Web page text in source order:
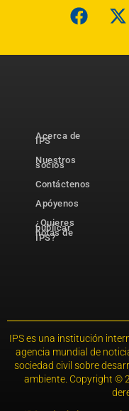
Acerca de
IPS
Nuestros
socios
Contáctenos
Apóyenos
¿Quieres
publicar
notas de
IPS?
IPS es una institución
agencia mundial de
sociedad civil sobre
ambiente. Copyright ©